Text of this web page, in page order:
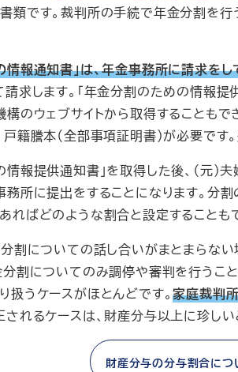
類です。裁判所の手続で年金分割を
情報通知書」は、年金事務所に請求をし
請求します。「年金分割のための情報
のウェブサイトから取得することも
籍謄本（全部事項証明書）が必要です
報提供通知書」を取得した後、（元
務所に提出をすることになります。分
ばどのような割合と設定することも
割についての話し合いがまとまらな
分割についてのみ調停や審判を行うこ
扱うケースがほとんどです。家庭裁判
れるケースは、財産分与以上に珍しい
財産分与の分与割合につ